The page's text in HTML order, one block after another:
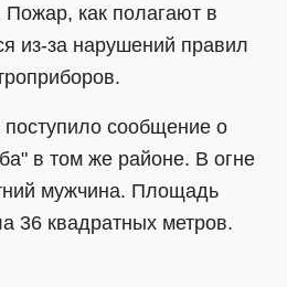
Пожар, как полагают в
из-за нарушений правил
сообщение о
в том же районе. В огне
мужчина. Площадь
36 квадратных метров.